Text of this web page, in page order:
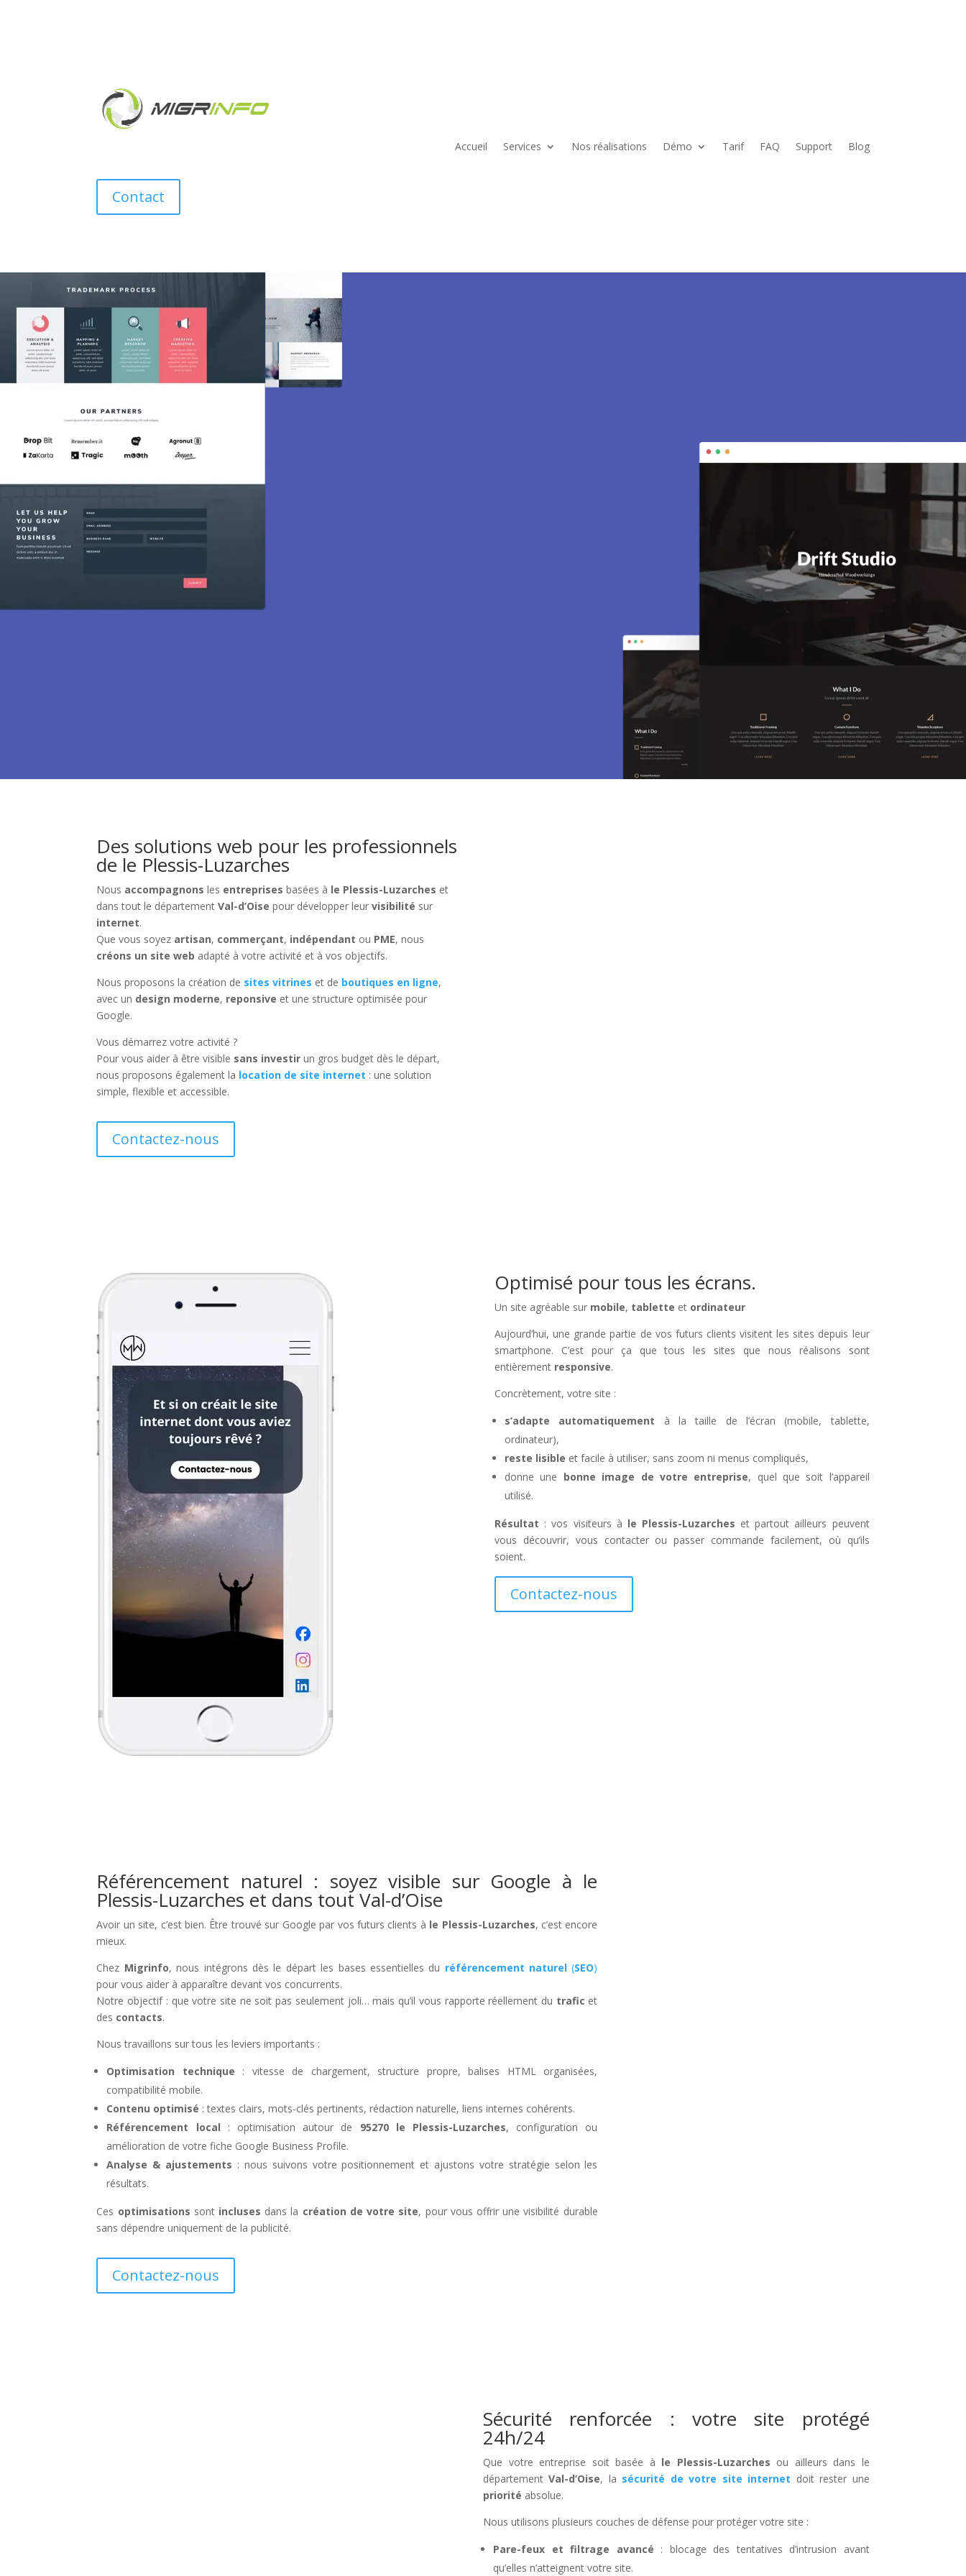
Accueil Services Nos réalisations Démo Tarif FAQ Support Blog
Contact
Création de site internet et e-commerce à le Plessis-
Des sites modernes, rapides et optimisés pour attirer des clients près de 95270 le Plessis-Luzarches. Sites vitrines, e-commerce, SEO,
Des solutions web pour les professionnels
de le Plessis-Luzarches
Nous accompagnons les entreprises basées à le Plessis-Luzarches et
dans tout le département Val-d’Oise pour développer leurvisibilité sur
internet.
Que vous soyez artisan, commerçant, indépendant ou PME, nous
créons un site web adapté à votre activité et à vos objectifs.
Nous proposons la création de sites vitrines et de boutiques en ligne,
avec un design moderne, reponsive et une structure optimisée pour
Google.
Vous démarrez votre activité ?
Pour vous aider à être visible sans investir un gros budget dès le départ,
nous proposons également la location de site internet : une solution
simple, flexible et accessible.
Contactez-nous
Optimisé pour tous les écrans.
Un site agréable sur mobile, tablette et ordinateur
Aujourd’hui, une grande partie de vos futurs clients visitent les sites depuis leur
smartphone. C’est pour ça que tous les sites que nous réalisons sont
entièrement responsive.
Concrètement, votre site :
s’adapte automatiquement à la taille de l’écran (mobile, tablette,
ordinateur),
reste lisible et facile à utiliser, sans zoom ni menus compliqués,
donne une bonne image de votre entreprise, quel que soit l’appareil
utilisé.
Résultat : vos visiteurs à le Plessis-Luzarches et partout ailleurs peuvent
vous découvrir, vous contacter ou passer commande facilement, où qu’ils
soient.
Contactez-nous
Référencement naturel : soyez visible sur Google à le
Plessis-Luzarches et dans tout Val-d’Oise
Avoir un site, c’est bien. Être trouvé sur Google par vos futurs clients à le Plessis-Luzarches, c’est encore
mieux.
Chez Migrinfo, nous intégrons dès le départ les bases essentielles du référencement naturel (SEO)
pour vous aider à apparaître devant vos concurrents.
Notre objectif : que votre site ne soit pas seulement joli… mais qu’il vous rapporte réellement du trafic et
des contacts.
Nous travaillons sur tous les leviers importants :
Optimisation technique : vitesse de chargement, structure propre, balises HTML organisées,
compatibilité mobile.
Contenu optimisé : textes clairs, mots-clés pertinents, rédaction naturelle, liens internes cohérents.
Référencement local : optimisation autour de 95270 le Plessis-Luzarches, configuration ou
amélioration de votre fiche Google Business Profile.
Analyse & ajustements : nous suivons votre positionnement et ajustons votre stratégie selon les
résultats.
Ces optimisations sont incluses dans la création de votre site, pour vous offrir une visibilité durable
sans dépendre uniquement de la publicité.
Contactez-nous
Sécurité renforcée : votre site protégé
24h/24
Que votre entreprise soit basée à le Plessis-Luzarches ou ailleurs dans le
départementVal-d’Oise, la sécurité de votre site internet doit rester une
priorité absolue.
Nous utilisons plusieurs couches de défense pour protéger votre site :
Pare-feux et filtrage avancé : blocage des tentatives d’intrusion avant
qu’elles n’atteignent votre site.